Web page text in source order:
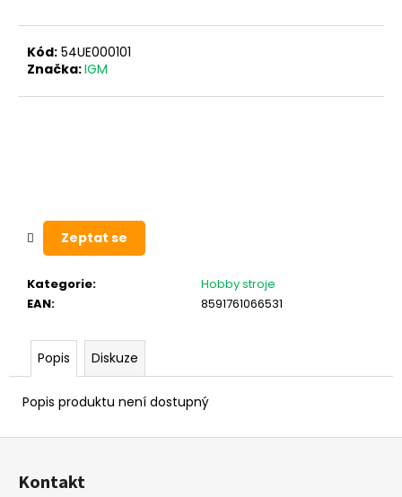
Kód: 54UE000101
Značka:IGM
Kategorie:
Hobby stroje
EAN: 8591761066531
Zeptat se
Popis Diskuze
Popis produktu není dostupný
Z
Kontakt